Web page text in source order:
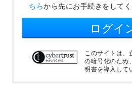
ちらから先にお手続きをしてく
ログイ
このサイトは、
の暗号化のため
明書を導入して